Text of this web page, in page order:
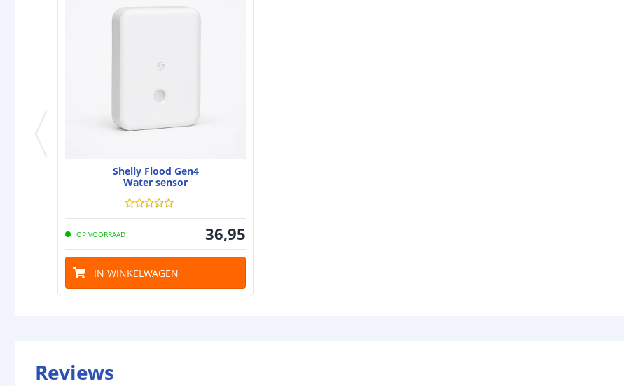
Shelly Flood Gen4
Water sensor
OP VOORRAAD 36,95
IN WINKELWAGEN
Reviews